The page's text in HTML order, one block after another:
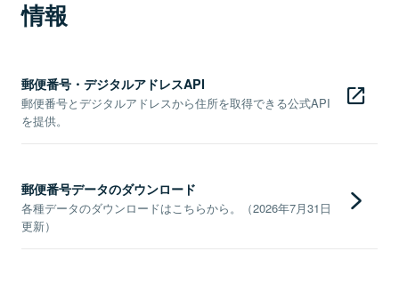
情報
郵便番号・デジタルアドレスAPI
郵便番号とデジタルアドレスから住所を取得できる公式API
を提供。
郵便番号データのダウンロード
各種データのダウンロードはこちらから。（2026年7月31日
更新）